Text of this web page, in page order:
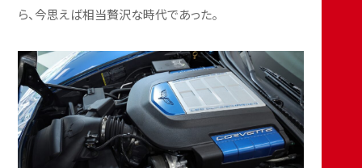
ら、今思えば相当贅沢な時代であった。